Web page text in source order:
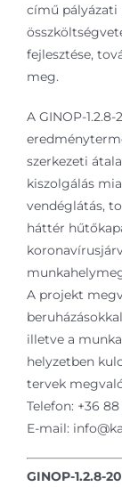
című
fejlesztése,
meg.
A GINOP-
szerkezeti
kiszolgálás
vendéglátás,
háttér
A projekt
illetve a
helyzetben
tervek
Telefon: +36
E-mail:
GINOP-1.2.8-